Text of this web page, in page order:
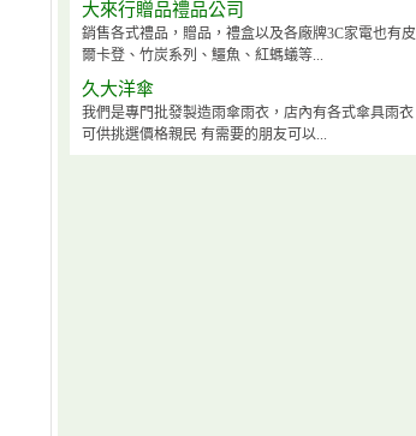
大來行贈品禮品公司
銷售各式禮品，贈品，禮盒以及各廠牌3C家電也有皮
爾卡登、竹炭系列、鱷魚、紅螞蟻等...
久大洋傘
我們是專門批發製造雨傘雨衣，店內有各式傘具雨衣
可供挑選價格親民 有需要的朋友可以...